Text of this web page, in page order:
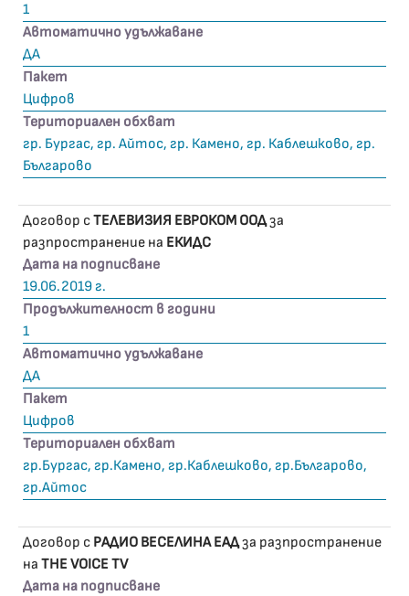
1
Автоматично удължаване
ДА
Пакет
Цифров
Териториален обхват
гр. Бургас, гр. Айтос, гр. Камено, гр. Каблешково, гр.
Българово
Договор сТЕЛЕВИЗИЯ ЕВРОКОМ ООДза
разпространение на ЕКИДС
Дата на подписване
19.06.2019 г.
Продължителност в години
1
Автоматично удължаване
ДА
Пакет
Цифров
Териториален обхват
гр.Бургас, гр.Камено, гр.Каблешково, гр.Българово,
гр.Айтос
Договор с РАДИО ВЕСЕЛИНА ЕАДза разпространение
на THE VOICE TV
Дата на подписване